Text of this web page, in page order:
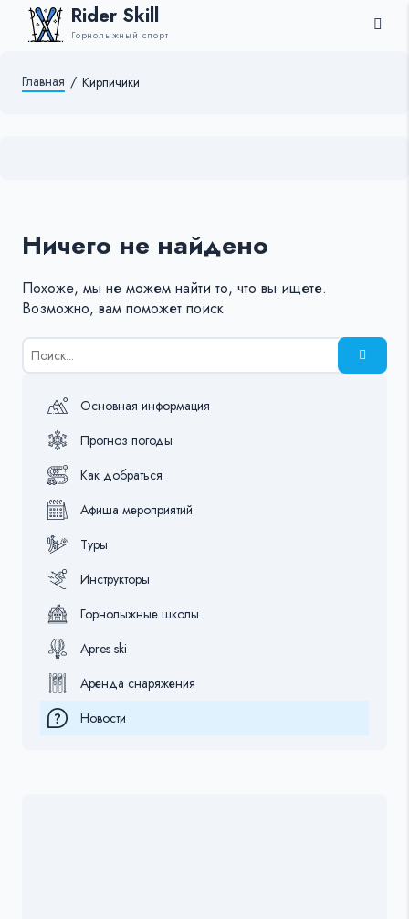
Rider Skill
Горнолыжный спорт
Главная / Кирпичики
Ничего не найдено
Похоже, мы не можем найти то, что вы ищете.
Возможно, вам поможет поиск
Результаты
поиска
Основная информация
Прогноз погоды
Как добраться
Афиша мероприятий
Туры
Инструкторы
Горнолыжные школы
Apres ski
Аренда снаряжения
Новости